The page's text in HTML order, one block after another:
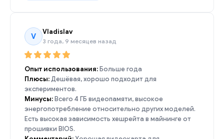
V
Vladislav
3 года, 9 месяцев назад
Опыт использования:Больше года
Плюсы:Дешёвая, хорошо подходит для
экспериментов.
Минусы:Всего 4 ГБ видеопамяти, высокое
энергопотребление относительно других моделей.
Есть высокая зависимость хешрейта в майнинге от
прошивки BIOS.